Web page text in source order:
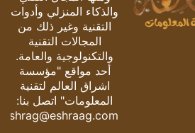
والذكاء المنزلي وأدوات
التقنية وغير ذلك من
المجالات التقنية
والتكنولوجية والعامة.
أحد مواقع "مؤسسة
اشراق العالم لتقنية
المعلومات" اتصل بنا:
eshrag@eshraag.com